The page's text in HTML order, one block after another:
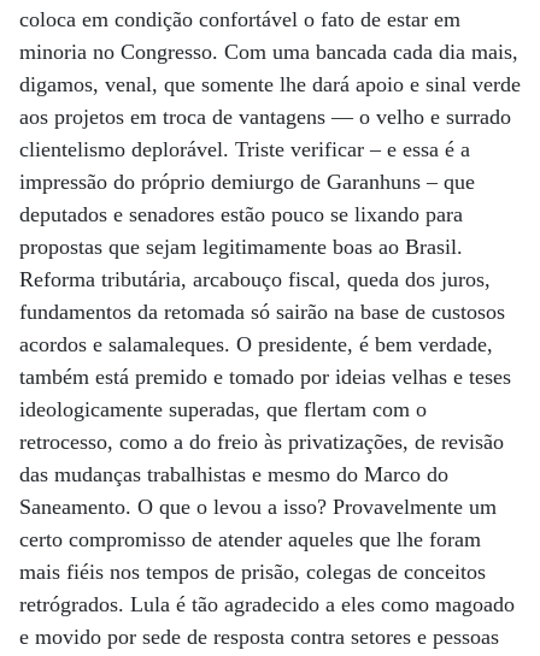
coloca em condição confortável o fato de estar em
minoria no Congresso. Com uma bancada cada dia mais,
digamos, venal, que somente lhe dará apoio e sinal verde
aos projetos em troca de vantagens — o velho e surrado
clientelismo deplorável. Triste verificar – e essa é a
impressão do próprio demiurgo de Garanhuns – que
deputados e senadores estão pouco se lixando para
propostas que sejam legitimamente boas ao Brasil.
Reforma tributária, arcabouço fiscal, queda dos juros,
fundamentos da retomada só sairão na base de custosos
acordos e salamaleques. O presidente, é bem verdade,
também está premido e tomado por ideias velhas e teses
ideologicamente superadas, que flertam com o
retrocesso, como a do freio às privatizações, de revisão
das mudanças trabalhistas e mesmo do Marco do
Saneamento. O que o levou a isso? Provavelmente um
certo compromisso de atender aqueles que lhe foram
mais fiéis nos tempos de prisão, colegas de conceitos
retrógrados. Lula é tão agradecido a eles como magoado
e movido por sede de resposta contra setores e pessoas